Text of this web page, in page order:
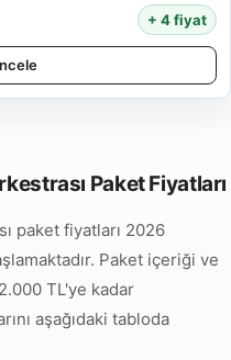
+ 4 fiyat
Paket Fiyatları
paket fiyatları 2026
Paket içeriği ve
TL'ye kadar
aşağıdaki tabloda